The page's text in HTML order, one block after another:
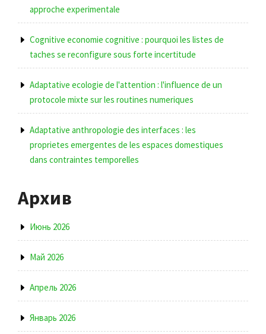
approche experimentale
Cognitive economie cognitive : pourquoi les listes de
taches se reconfigure sous forte incertitude
Adaptative ecologie de l'attention : l'influence de un
protocole mixte sur les routines numeriques
Adaptative anthropologie des interfaces : les
proprietes emergentes de les espaces domestiques
dans contraintes temporelles
Архив
Июнь 2026
Май 2026
Апрель 2026
Январь 2026